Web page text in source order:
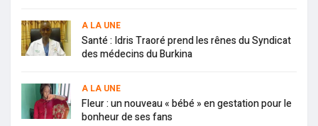
A LA UNE
Santé : Idris Traoré prend les rênes du Syndicat
des médecins du Burkina
A LA UNE
Fleur : un nouveau « bébé » en gestation pour le
bonheur de ses fans